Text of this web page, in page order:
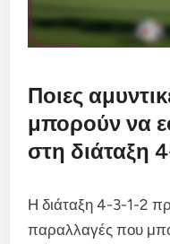
Ποιες
μπορούν να
στη διάταξη
Η διάταξη 4-3-1-2
παραλλαγές που